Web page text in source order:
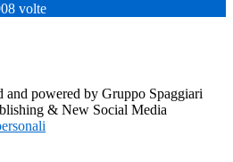
volte
and powered by Gruppo Spaggiari
& New Social Media